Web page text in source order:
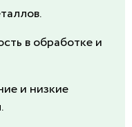
в обработке и
и низкие